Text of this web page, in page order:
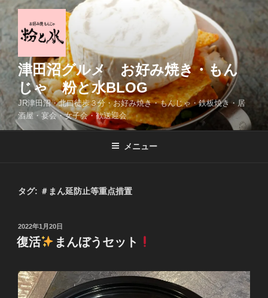
コ
テ
ン
ツ
ス
キ
ッ
津田沼グルメ お好み焼き・もん
じゃ 粉と水BLOG
JR津田沼・北口徒歩３分・お好み焼き・もんじゃ・鉄板焼き・居
酒屋・宴会・女子会・歓送迎会
メニュー
タグ: ＃まん延防止等重点措置
投
稿
日:
2022年1月20日
復活 まんぼうセット